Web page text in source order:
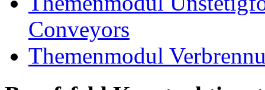
Conveyors
Themenmodul